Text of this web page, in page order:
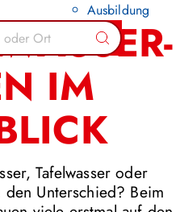
Ausbildung
Suchen
IM
Tafelwasser oder
Unterschied? Beim